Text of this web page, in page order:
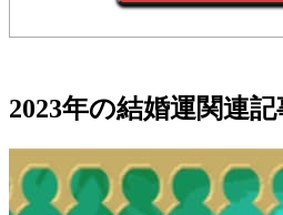
2023年の結婚運関連記